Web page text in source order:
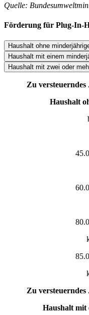
Quelle:
Förderung für Plug-In-
Haushalt ohne
Haushalt mit einem
Haushalt mit zwei oder
Zu versteuerndes
Haushalt
Zu versteuerndes
Haushalt mit